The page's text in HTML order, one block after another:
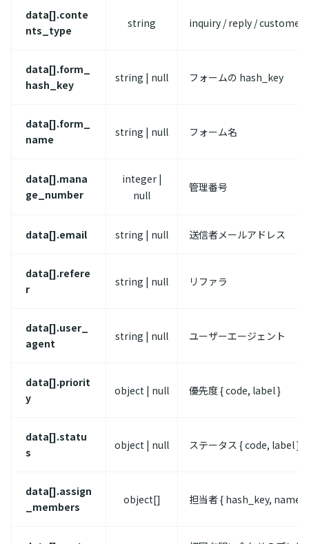
data[].conte
nts_type
string inquiry / reply /
data[].form_
hash_key
string | null フォームの hash_key
data[].form_
name
string | null フォーム名
data[].mana
ge_number
integer |
null
管理番号
data[].email string | null 送信者メールアドレス
data[].refere
r
string | null リファラ
data[].user_
agent
string | null ユーザーエージェント
data[].priorit
y
object | null 優先度 { code, label }
data[].statu
s
object | null ステータス { code, label }
data[].assign
_members
object[] 担当者 { hash_key, name }